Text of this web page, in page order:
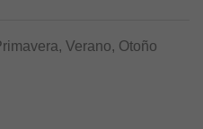
Verano, Otoño